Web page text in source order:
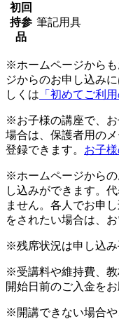
初回
持参
品
筆記用具
※ホームページから
ジからのお申し込み
しくは 「初めてご利用
※お子様の講座で、
場合は、保護者用の
登録できます。 お子
※ホームページから
し込みができます。
ません。各人でお申
をされたい場合は、
※残席状況は申し込み
※受講料や維持費、
開始日前のご入金をお
※開講できない場合や